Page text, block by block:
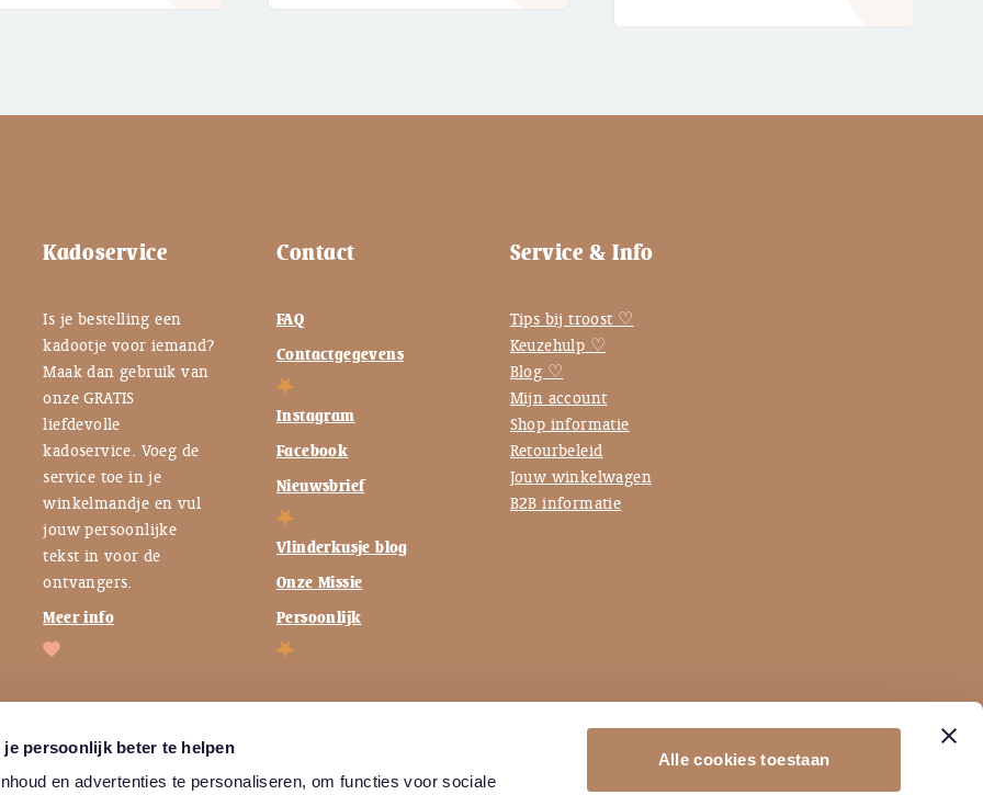
persoonlijk beter te helpen
en advertenties te personaliseren, om functies voor sociale
Alle cookies toestaan
Kadoservice
Is je bestelling een
kadootje voor iemand?
Maak dan gebruik van
onze GRATIS
liefdevolle
kadoservice. Voeg de
service toe in je
winkelmandje en vul
jouw persoonlijke
tekst in voor de
ontvangers.
Meer info
Contact
FAQ
Contactgegevens
Instagram
Facebook
Nieuwsbrief
Vlinderkusje blog
Onze Missie
Persoonlijk
Service & Info
Tips bij troost ♡
Keuzehulp ♡
Blog ♡
Mijn account
Shop informatie
Retourbeleid
Jouw winkelwagen
B2B informatie